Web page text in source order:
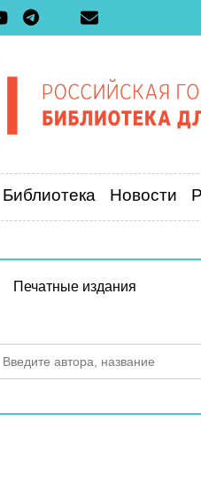
Библиотека Новости
Печатные издания